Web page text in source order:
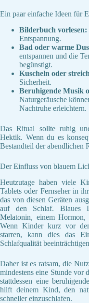
Ein paar einfache Ideen für
Bilderbuch vorlesen:
Entspannung.
Bad oder warme
entspannen und die
begünstigt.
Kuscheln oder
Sicherheit.
Beruhigende Musik
Naturgeräusche
Nachtruhe erleichtern.
Das Ritual sollte ruhig
Hektik. Wenn du es
Bestandteil der abendlichen
Der Einfluss von blauem
Heutzutage haben viele
Tablets oder Fernseher in
das von diesen Geräten
auf den Schlaf. Blaues
Melatonin, einem Hormon,
Wenn Kinder kurz vor
starren, kann dies das
Schlafqualität
Daher ist es ratsam, die
mindestens eine Stunde vor
stattdessen eine
hilft deinem Kind, den
schneller einzuschlafen.